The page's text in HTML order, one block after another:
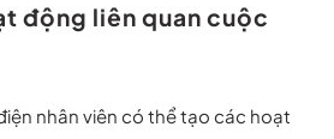
động liên quan cuộc
nhân viên có thể tạo các hoạt